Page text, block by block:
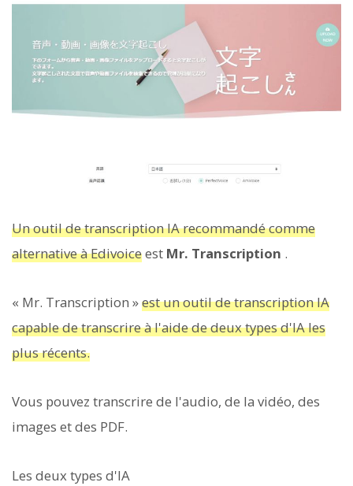
Un outil de transcription IA recommandé comme
alternative à Edivoiceest Mr. Transcription .
« Mr. Transcription »est un outil de transcription IA
capable de transcrire à l'aide de deux types d'IA les
plus récents.
Vous pouvez transcrire de l'audio, de la vidéo, des
images et des PDF.
Les deux types d'IA